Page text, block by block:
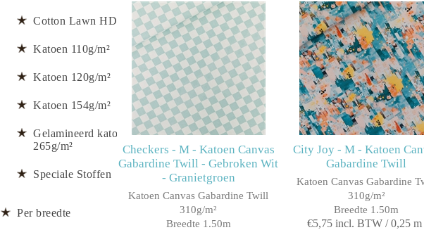
Checkers - M - Katoen Canvas
Gabardine Twill - Gebroken Wit
- Granietgroen
Katoen Canvas Gabardine Twill
310g/m²
Breedte 1.50m
City Joy - M - Katoen
Gabardine Twill
Katoen Canvas Gabardine
310g/m²
Breedte 1.50m
€5,75 incl. BTW / 0,25 m
Cotton Lawn HD 80g/m²
Katoen 110g/m²
Katoen 120g/m²
Katoen 154g/m²
Gelamineerd katoen
265g/m²
Speciale Stoffen
Per breedte